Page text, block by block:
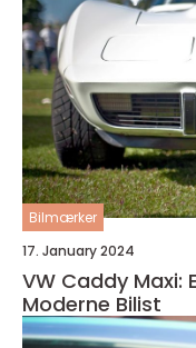
Bilmærker
17. January 2024
VW Caddy Maxi:
Moderne Bilist